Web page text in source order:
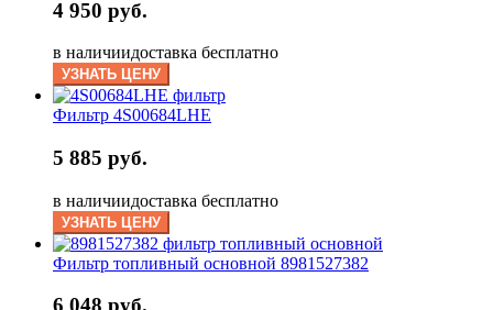
4 950 руб.
в наличиидоставка бесплатно
УЗНАТЬ ЦЕНУ
Фильтр 4S00684LHE
5 885 руб.
в наличиидоставка бесплатно
УЗНАТЬ ЦЕНУ
Фильтр топливный основной 8981527382